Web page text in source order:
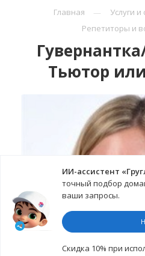
Главная
Услуги
Репетиторы и
Тьютор
ИИ-ассистент
точный подбор
ваши запросы.
Cкидка 10% при